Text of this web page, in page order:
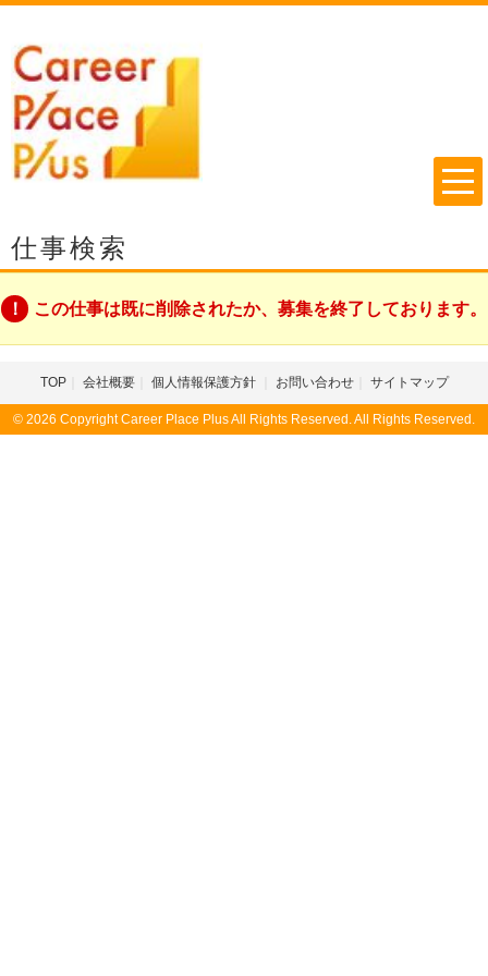
仕事検索
この仕事は既に削除されたか、募集を終了しております。
TOP 会社概要 個人情報保護方針 お問い合わせ サイトマップ
© 2026 Copyright Career Place Plus All Rights Reserved. All Rights Reserved.